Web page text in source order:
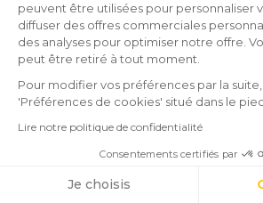
et des conseils pratiques.
Nous accompagnons vos
long de leur parcours
l'anglais. Lesévaluations
permettent de mieux vérifier
et leurs acquis et de continuer
peuvent être utilisées pour personnaliser
diffuser des offres commerciales
des analyses pour optimiser notre offre.
peut être retiré à tout moment.
Pour modifier vos préférences par la
'Préférences de cookies' situé dans le
Lire notre politique de confidentialité
Consentements certifiés par
Je choisis
Cookies